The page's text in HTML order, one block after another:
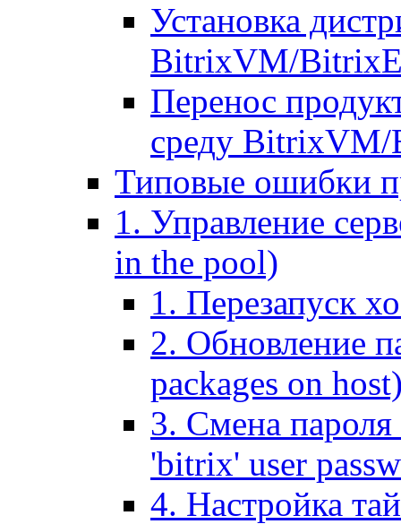
Установка
BitrixVM/
Перенос
среду
Типовые ошибки
1. Управление
in the pool)
1. Перезапуск
2. Обновление
packages on
3. Смена пароля
'bitrix' user
4. Настройка